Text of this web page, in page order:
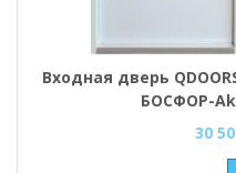
Входная дверь
БОСФОР-Аk
30